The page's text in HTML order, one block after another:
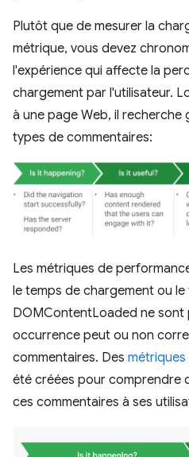
Plutôt que de mesurer la
métrique, vous devez
l'expérience qui affecte la
chargement par l'utilisateur.
à une page Web, il recherche
types de commentaires:
Les métriques de
le temps de chargement ou le
DOMContentLoaded ne sont
occurrence peut ou non
commentaires. Des métriques
été créées pour comprendre
ces commentaires à ses